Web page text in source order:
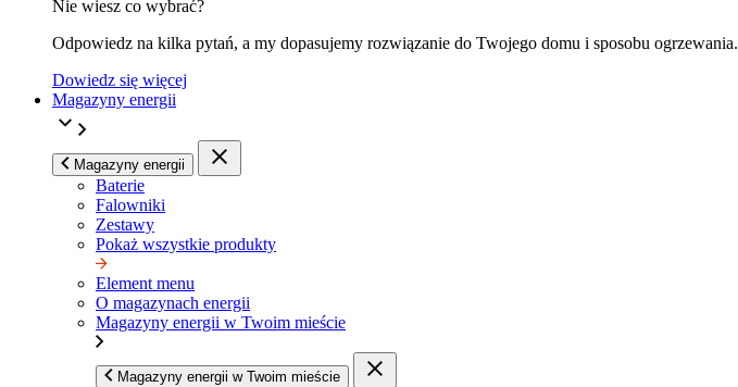
Nie wiesz co wybrać?
Odpowiedz na kilka pytań, a my dopasujemy rozwiązanie do Twojego domu i sposobu ogrzewania.
Dowiedz się więcej
Magazyny energii
Magazyny energii
Baterie
Falowniki
Zestawy
Pokaż wszystkie produkty
Element menu
O magazynach energii
Magazyny energii w Twoim mieście
Magazyny energii w Twoim mieście